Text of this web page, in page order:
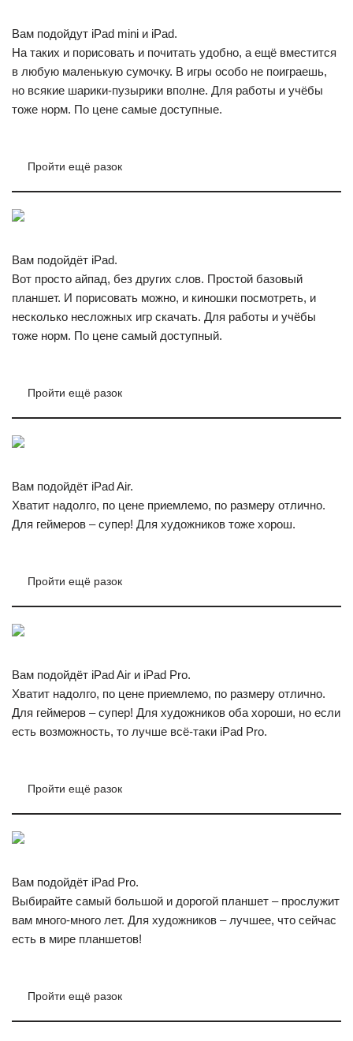
Вам подойдут iPad mini и iPad.
На таких и порисовать и почитать удобно, а ещё вместится
в любую маленькую сумочку. В игры особо не поиграешь,
но всякие шарики-пузырики вполне. Для работы и учёбы
тоже норм. По цене самые доступные.
Пройти ещё разок
Вам подойдёт iPad.
Вот просто айпад, без других слов. Простой базовый
планшет. И порисовать можно, и киношки посмотреть, и
несколько несложных игр скачать. Для работы и учёбы
тоже норм. По цене самый доступный.
Пройти ещё разок
Вам подойдёт iPad Air.
Хватит надолго, по цене приемлемо, по размеру отлично.
Для геймеров – супер! Для художников тоже хорош.
Пройти ещё разок
Вам подойдёт iPad Air и iPad Pro.
Хватит надолго, по цене приемлемо, по размеру отлично.
Для геймеров – супер! Для художников оба хороши, но если
есть возможность, то лучше всё-таки iPad Pro.
Пройти ещё разок
Вам подойдёт iPad Pro.
Выбирайте самый большой и дорогой планшет – прослужит
вам много-много лет. Для художников – лучшее, что сейчас
есть в мире планшетов!
Пройти ещё разок